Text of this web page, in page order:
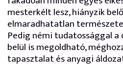
mesterkélt lesz, hiányzik
elmaradhatatlan
Pedig némi tudatossággal
belül is megoldható,
tapasztalat és anyagi